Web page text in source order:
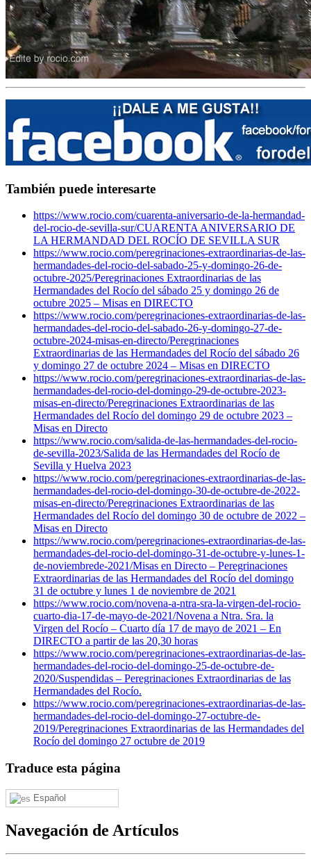
También puede interesarte
https://www.rocio.com/cuarenta-aniversario-de-la-hermandad-
del-rocio-de-sevilla-sur/CUARENTA ANIVERSARIO DE
LA HERMANDAD DEL ROCÍO DE SEVILLA SUR
https://www.rocio.com/peregrinaciones-extraordinarias-de-las-
hermandades-del-rocio-del-sabado-25-y-domingo-26-de-
octubre-2025/Peregrinaciones Extraordinarias de las
Hermandades del Rocío del sábado 25 y domingo 26 de
octubre 2025 – Misas en DIRECTO
https://www.rocio.com/peregrinaciones-extraordinarias-de-las-
hermandades-del-rocio-del-sabado-26-y-domingo-27-de-
octubre-2024-misas-en-directo/Peregrinaciones
Extraordinarias de las Hermandades del Rocío del sábado 26
y domingo 27 de octubre 2024 – Misas en DIRECTO
https://www.rocio.com/peregrinaciones-extraordinarias-de-las-
hermandades-del-rocio-del-domingo-29-de-octubre-2023-
misas-en-directo/Peregrinaciones Extraordinarias de las
Hermandades del Rocío del domingo 29 de octubre 2023 –
Misas en Directo
https://www.rocio.com/salida-de-las-hermandades-del-rocio-
de-sevilla-2023/Salida de las Hermandades del Rocío de
Sevilla y Huelva 2023
https://www.rocio.com/peregrinaciones-extraordinarias-de-las-
hermandades-del-rocio-del-domingo-30-de-octubre-de-2022-
misas-en-directo/Peregrinaciones Extraordinarias de las
Hermandades del Rocío del domingo 30 de octubre de 2022 –
Misas en Directo
https://www.rocio.com/peregrinaciones-extraordinarias-de-las-
hermandades-del-rocio-del-domingo-31-de-octubre-y-lunes-1-
de-noviembrede-2021/Misas en Directo – Peregrinaciones
Extraordinarias de las Hermandades del Rocío del domingo
31 de octubre y lunes 1 de noviembre de 2021
https://www.rocio.com/novena-a-ntra-sra-la-virgen-del-rocio-
cuarto-dia-17-de-mayo-de-2021/Novena a Ntra. Sra. la
Virgen del Rocío – Cuarto día 17 de mayo de 2021 – En
DIRECTO a partir de las 20,30 horas
https://www.rocio.com/peregrinaciones-extraordinarias-de-las-
hermandades-del-rocio-del-domingo-25-de-octubre-de-
2020/Suspendidas – Peregrinaciones Extraordinarias de las
Hermandades del Rocío.
https://www.rocio.com/peregrinaciones-extraordinarias-de-las-
hermandades-del-rocio-del-domingo-27-octubre-de-
2019/Peregrinaciones Extraordinarias de las Hermandades del
Rocío del domingo 27 octubre de 2019
Traduce esta página
Español
Navegación de Artículos